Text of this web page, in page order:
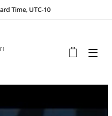
Time, UTC-10